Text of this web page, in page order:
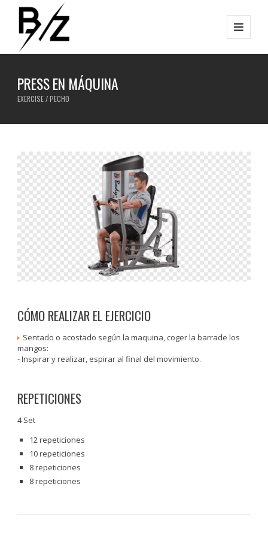
PRESS EN MÁQUINA
EXERCISE / PECHO
CÓMO REALIZAR EL EJERCICIO
Sentado o acostado según la maquina, coger la barrade los
mangos:
⁃ Inspirar y realizar, espirar al final del movimiento.
REPETICIONES
4 Set
12 repeticiones
10 repeticiones
8 repeticiones
8 repeticiones